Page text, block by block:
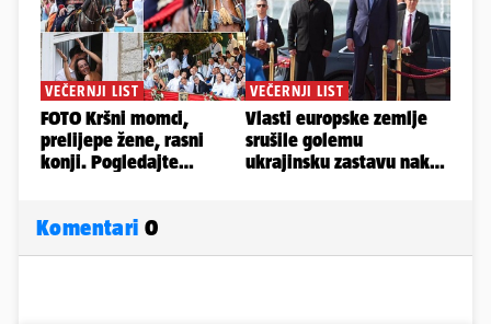
Komentari 0